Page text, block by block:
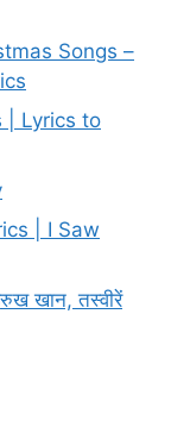
Songs –
| Lyrics to
| I Saw
खान, तस्वीरें